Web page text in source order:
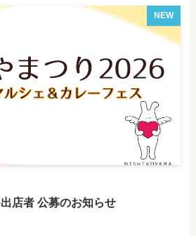
NEW
店者 公募のお知らせ